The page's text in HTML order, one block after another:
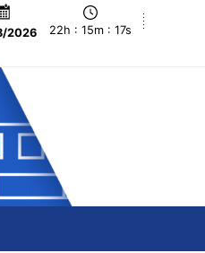
2026 22h : 15m : 18s